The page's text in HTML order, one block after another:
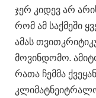
ჯერ კიდევ არ
რომ ამ საქმეში
ამას
მოვინდომო.
რათა ჩემმა